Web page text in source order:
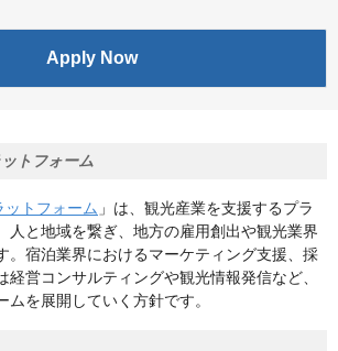
Apply Now
トフォーム
ットフォーム 」は、観光産業を支援するプラ
人と地域を繋ぎ、地方の雇用創出や観光業界
。宿泊業界におけるマーケティング支援、採
経営コンサルティングや観光情報発信など、
を展開していく方針です。